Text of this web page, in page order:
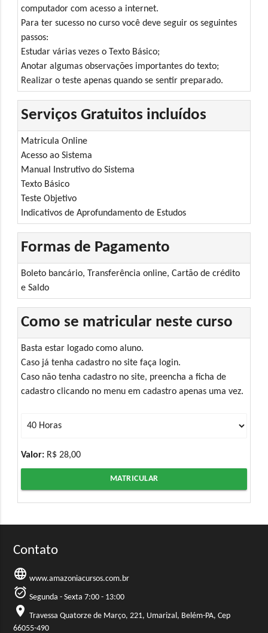
computador com acesso a internet.
Para ter sucesso no curso você deve seguir os seguintes
passos:
Estudar várias vezes o Texto Básico;
Anotar algumas observações importantes do texto;
Realizar o teste apenas quando se sentir preparado.
Serviços Gratuitos incluídos
Matricula Online
Acesso ao Sistema
Manual Instrutivo do Sistema
Texto Básico
Teste Objetivo
Indicativos de Aprofundamento de Estudos
Formas de Pagamento
Boleto bancário, Transferência online, Cartão de crédito
e Saldo
Como se matricular neste curso
Basta estar logado como aluno.
Caso já tenha cadastro no site faça login.
Caso não tenha cadastro no site, preencha a ficha de
cadastro clicando no menu em cadastro apenas uma vez.
Valor: R$ 28,00
MATRICULAR
Contato
language www.amazoniacursos.com.br
alarm_on Segunda - Sexta 7:00 - 13:00
location_on Travessa Quatorze de Março, 221, Umarizal, Belém-PA, Cep
66055-490